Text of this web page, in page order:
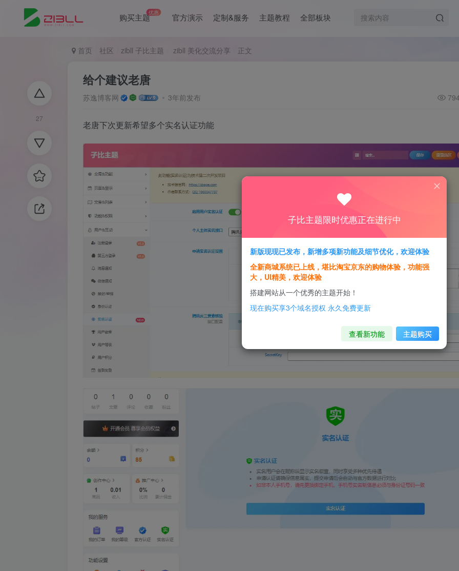
购买主题优惠 官方演示 定制&服务 主题教程 全部板块
27
首页 社区 zibll 子比主题 zibll 美化交流分享 正文
给个建议老唐
苏逸博客网 3年前发布 794
老唐下次更新希望多个实名认证功能
子比主题限时优惠正在进行中
新版现现已发布，新增多项新功能及细节优化，欢迎体验
全新商城系统已上线，堪比淘宝京东的购物体验，功能强
大，UI精美，欢迎体验
搭建网站从一个优秀的主题开始！
现在购买享3个域名授权 永久免费更新
查看新功能 主题购买